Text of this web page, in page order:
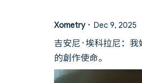
Xometry · Dec 9, 2025
吉安尼·埃科拉尼：
的創作使命。